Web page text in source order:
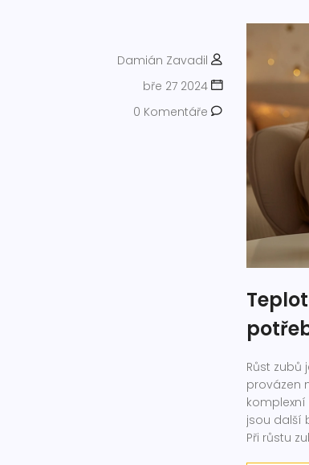
Damián Zavadil
bře 27 2024
0 Komentáře
Růst zubů
provázen
jsou další
Při růstu